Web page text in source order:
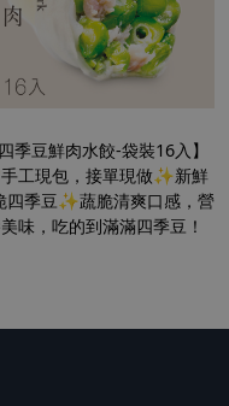
四季豆鮮肉水餃-袋裝16入】
工現包，接單現做✨新鮮
四季豆✨蔬脆清爽口感，營
味，吃的到滿滿四季豆！